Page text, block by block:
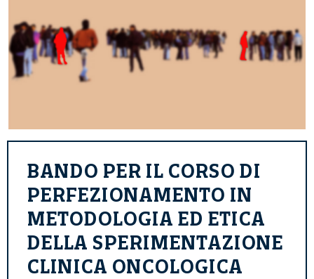
BANDO PER IL CORSO DI
PERFEZIONAMENTO IN
METODOLOGIA ED ETICA
DELLA SPERIMENTAZIONE
CLINICA ONCOLOGICA